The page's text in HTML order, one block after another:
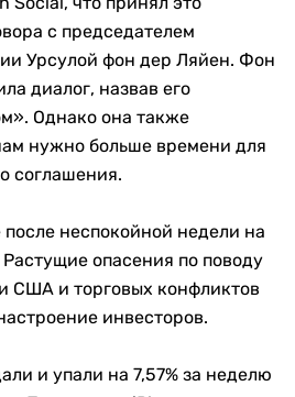
с председателем
Урсулой фон дер Ляйен. Фон
диалог, назвав его
Однако она также
нужно больше времени для
соглашения.
неспокойной недели на
опасения по поводу
США и торговых конфликтов
инвесторов.
и упали на 7,57% за неделю